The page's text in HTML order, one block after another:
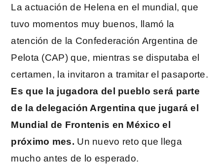
La actuación de Helena en el mundial, que
tuvo momentos muy buenos, llamó la
atención de la Confederación Argentina de
Pelota (CAP) que, mientras se disputaba el
certamen, la invitaron a tramitar el pasaporte.
Es que la jugadora del pueblo será parte
de la delegación Argentina que jugará el
Mundial de Frontenis en México el
próximo mes. Un nuevo reto que llega
mucho antes de lo esperado.